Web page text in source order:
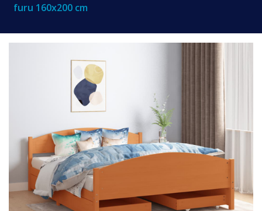
furu 160x200 cm